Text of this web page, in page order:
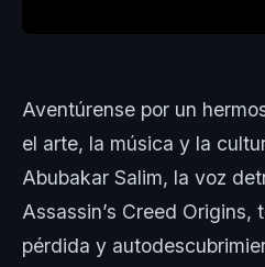
Aventúrense por un
el arte, la música y la
Abubakar Salim, la voz
Assassin’s Creed Origins,
pérdida y